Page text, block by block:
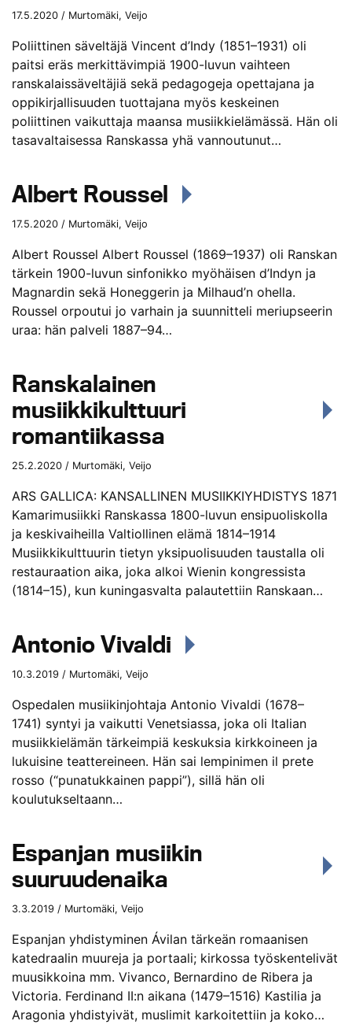
17.5.2020 / Murtomäki, Veijo
Poliittinen säveltäjä Vincent d’Indy (1851–1931) oli
paitsi eräs merkittävimpiä 1900-luvun vaihteen
ranskalaissäveltäjiä sekä pedagogeja opettajana ja
oppikirjallisuuden tuottajana myös keskeinen
poliittinen vaikuttaja maansa musiikkielämässä. Hän oli
tasavaltaisessa Ranskassa yhä vannoutunut…
Albert Roussel
17.5.2020 / Murtomäki, Veijo
Albert Roussel Albert Roussel (1869–1937) oli Ranskan
tärkein 1900-luvun sinfonikko myöhäisen d’Indyn ja
Magnardin sekä Honeggerin ja Milhaud’n ohella.
Roussel orpoutui jo varhain ja suunnitteli meriupseerin
uraa: hän palveli 1887–94…
Ranskalainen
musiikkikulttuuri
romantiikassa
25.2.2020 / Murtomäki, Veijo
ARS GALLICA: KANSALLINEN MUSIIKKIYHDISTYS 1871
Kamarimusiikki Ranskassa 1800-luvun ensipuoliskolla
ja keskivaiheilla Valtiollinen elämä 1814–1914
Musiikkikulttuurin tietyn yksipuolisuuden taustalla oli
restauraation aika, joka alkoi Wienin kongressista
(1814–15), kun kuningasvalta palautettiin Ranskaan…
Antonio Vivaldi
10.3.2019 / Murtomäki, Veijo
Ospedalen musiikinjohtaja Antonio Vivaldi (1678–
1741) syntyi ja vaikutti Venetsiassa, joka oli Italian
musiikkielämän tärkeimpiä keskuksia kirkkoineen ja
lukuisine teattereineen. Hän sai lempinimen il prete
rosso (“punatukkainen pappi”), sillä hän oli
koulutukseltaann…
Espanjan musiikin
suuruudenaika
3.3.2019 / Murtomäki, Veijo
Espanjan yhdistyminen Ávilan tärkeän romaanisen
katedraalin muureja ja portaali; kirkossa työskentelivät
muusikkoina mm. Vivanco, Bernardino de Ribera ja
Victoria. Ferdinand II:n aikana (1479–1516) Kastilia ja
Aragonia yhdistyivät, muslimit karkoitettiin ja koko…